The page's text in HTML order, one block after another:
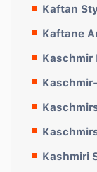
Kaftan
Kaftane
Kaschmir
Kashmiri